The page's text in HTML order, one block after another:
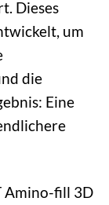
Dieses
um
die
Eine
Amino-fill 3D